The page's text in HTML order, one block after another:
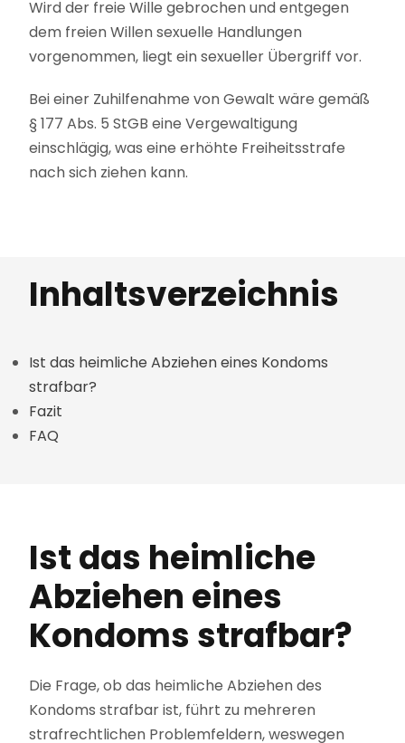
Wird der freie Wille gebrochen und entgegen
dem freien Willen sexuelle Handlungen
vorgenommen, liegt ein sexueller Übergriff vor.
Bei einer Zuhilfenahme von Gewalt wäre gemäß
§ 177 Abs. 5 StGB eine Vergewaltigung
einschlägig, was eine erhöhte Freiheitsstrafe
nach sich ziehen kann.
Inhaltsverzeichnis
Ist das heimliche Abziehen eines Kondoms
strafbar?
Fazit
FAQ
Ist das heimliche
Abziehen eines
Kondoms strafbar?
Die Frage, ob das heimliche Abziehen des
Kondoms strafbar ist, führt zu mehreren
strafrechtlichen Problemfeldern, weswegen